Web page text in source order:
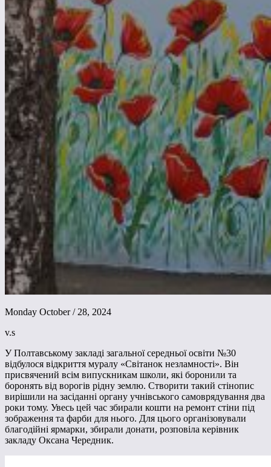
Monday October / 28, 2024
v.s
У Полтавському закладі загальної середньої освіти №30
відбулося відкриття муралу «Світанок незламності». Він
присвячений всім випускникам школи, які боронили та
боронять від ворогів рідну землю. Створити такий стінопис
вирішили на засіданні органу учнівського самоврядування два
роки тому. Увесь цей час збирали кошти на ремонт стіни під
зображення та фарби для нього. Для цього організовували
благодійні ярмарки, збирали донати, розповіла керівник
закладу Оксана Чередник.